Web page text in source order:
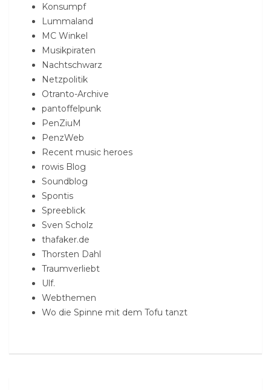
Konsumpf
Lummaland
MC Winkel
Musikpiraten
Nachtschwarz
Netzpolitik
Otranto-Archive
pantoffelpunk
PenZiuM
PenzWeb
Recent music heroes
rowis Blog
Soundblog
Spontis
Spreeblick
Sven Scholz
thafaker.de
Thorsten Dahl
Traumverliebt
Ulf.
Webthemen
Wo die Spinne mit dem Tofu tanzt